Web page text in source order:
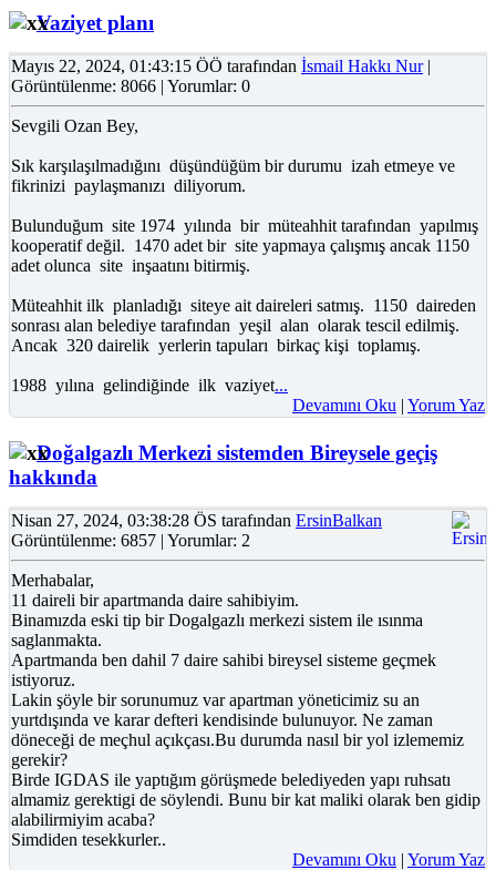
Vaziyet planı
Mayıs 22, 2024, 01:43:15 ÖÖ tarafından İsmail Hakkı Nur|
Görüntülenme: 8066 | Yorumlar: 0
Sevgili Ozan Bey,
Sık karşılaşılmadığını düşündüğüm bir durumu izah etmeye ve
fikrinizi paylaşmanızı diliyorum.
Bulunduğum site 1974 yılında bir müteahhit tarafından yapılmış
kooperatif değil. 1470 adet bir site yapmaya çalışmış ancak 1150
adet olunca site inşaatını bitirmiş.
Müteahhit ilk planladığı siteye ait daireleri satmış. 1150 daireden
sonrası alan belediye tarafından yeşil alan olarak tescil edilmiş.
Ancak 320 dairelik yerlerin tapuları birkaç kişi toplamış.
1988 yılına gelindiğinde ilk vaziyet...
Devamını Oku | Yorum Yaz
Doğalgazlı Merkezi sistemden Bireysele geçiş
hakkında
Nisan 27, 2024, 03:38:28 ÖS tarafından ErsinBalkan
Görüntülenme: 6857 | Yorumlar: 2
Merhabalar,
11 daireli bir apartmanda daire sahibiyim.
Binamızda eski tip bir Dogalgazlı merkezi sistem ile ısınma
saglanmakta.
Apartmanda ben dahil 7 daire sahibi bireysel sisteme geçmek
istiyoruz.
Lakin şöyle bir sorunumuz var apartman yöneticimiz su an
yurtdışında ve karar defteri kendisinde bulunuyor. Ne zaman
döneceği de meçhul açıkçası.Bu durumda nasıl bir yol izlememiz
gerekir?
Birde IGDAS ile yaptığım görüşmede belediyeden yapı ruhsatı
almamiz gerektigi de söylendi. Bunu bir kat maliki olarak ben gidip
alabilirmiyim acaba?
Simdiden tesekkurler..
Devamını Oku | Yorum Yaz